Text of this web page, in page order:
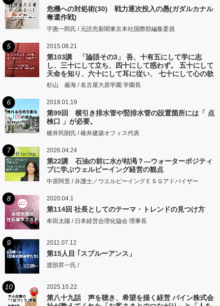
危機への対処術(30) 戦力逐次投入の愚(ガダルカナル
奪還作戦)
宇惠一郎氏 / 元読売新聞東京本社国際部編集委員
5 2015.08.21
第103講 「論語その3」 吾、十有五にして学に志
し、三十にして立ち、四十にして惑わず。 五十にして
天命を知り、六十にして耳に従い、 七十にして心の欲
するところに従いて矩をこえず。
杉山 厳海 / 名古屋大原学園 学園長
6 2018.01.19
第99回 横引き排水管や竪排水管の設置箇所には「 点
検口 」が必要。
碓井民朗氏 / 碓井建築オフィス代表
7 2026.04.24
第22講 石油の前に水が枯渇？―ウォーターポジティ
ブに学ぶウェルビーイング経営の観点
中原阿里 / 弁護士／ウエルビーイングＥＳＧアドバイザー
8 2020.04.1
第114回 社長としてのテーマ・トレンドの見つけ方
牟田太陽 / 日本経営合理化協会 理事長
9 2011.07.12
第15人目 ｢スプルーアンス」
渡部昇一氏 /
10 2025.10.22
第八十九話 声を聴き、希望を描く経営 パイン株式会